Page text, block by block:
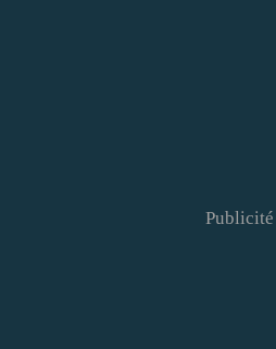
Publicité